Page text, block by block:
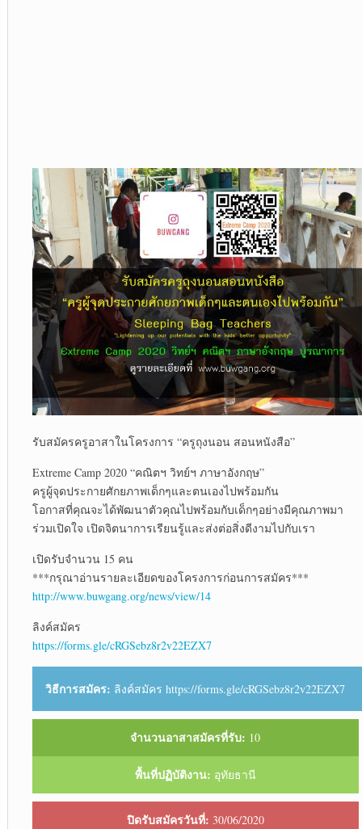
รับสมัครครูอาสาในโครงการ “ครูถุงนอน สอนหนังสือ”
Extreme Camp 2020 “คณิตฯ วิทย์ฯ ภาษาอังกฤษ”
ครูผู้จุดประกายศักยภาพเด็กๆและตนเองไปพร้อมกัน
โอกาสที่คุณจะได้พัฒนาตัวคุณไปพร้อมกับเด็กๆอย่างมีคุณภาพมา
ร่วมเปิดใจ เปิดจิตนาการเรียนรู้และส่งต่อสิ่งดีงามไปกับเรา
เปิดรับจำนวน 15 คน
***กรุณาอ่านรายละเอียดของโครงการก่อนการสมัคร***
http://www.buwgang.org/news/view/14
ลิงค์สมัคร
https://forms.gle/cRGSebz8r2v22EZX7
วิธีการสมัคร: ลิงค์สมัคร https://forms.gle/cRGSebz8r2v22EZX7
จำนวนอาสาสมัครที่รับ: 10
พื้นที่ปฏิบัติงาน: อุทัยธานี
ปิดรับสมัครวันที่: 30/06/2020